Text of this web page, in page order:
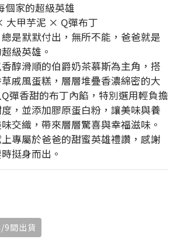
個家的超級英雄
大甲芋泥 × Q彈布丁
是默默付出，無所不能，爸爸就是
級英雄。
香醇滑順的伯爵奶茶慕斯為主角，搭
戚風蛋糕，層層堆疊香濃綿密的大
彈香甜的布丁內餡，特別選用輕負擔
，並添加膠原蛋白粉，讓美味與養
交織，帶來層層驚喜與幸福滋味。
專屬於爸爸的甜蜜英雄禮讚，感謝
挺身而出。
9間出貨